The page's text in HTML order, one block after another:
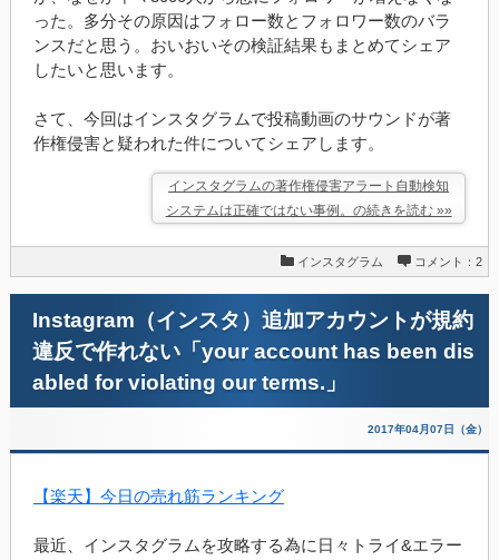
った。多分その原因はフォロー数とフォロワー数のバラ
ンスだと思う。おいおいその検証結果もまとめてシェア
したいと思います。
さて、今回はインスタグラムで投稿動画のサウンドが著
作権侵害と疑われた件についてシェアします。
インスタグラムの著作権侵害アラート自動検知
システムは正確ではない事例。の続きを読む »»
インスタグラム コメント：2
Instagram（インスタ）追加アカウントが規約
違反で作れない「your account has been dis
abled for violating our terms.」
2017年04月07日（金）
【楽天】今日の売れ筋ランキング
最近、インスタグラムを攻略する為に日々トライ&エラー